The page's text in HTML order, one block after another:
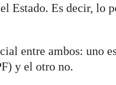
Estado. Es decir, lo
entre ambos: uno
y el otro no.